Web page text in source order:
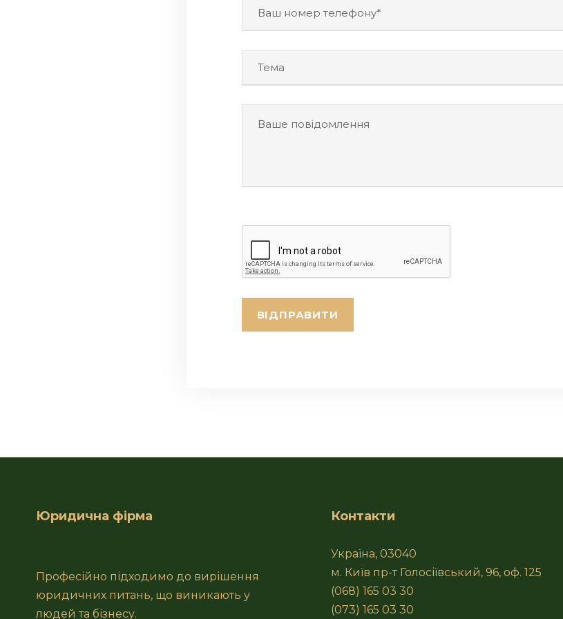
Юридична фірма
Професійно підходимо до вирішення
юридичних питань, що виникають у
людей та бізнесу.
Контакти
Україна, 03040
м. Київ пр-т Голосіївський, 96, оф. 125
(068) 165 03 30
(073) 165 03 30